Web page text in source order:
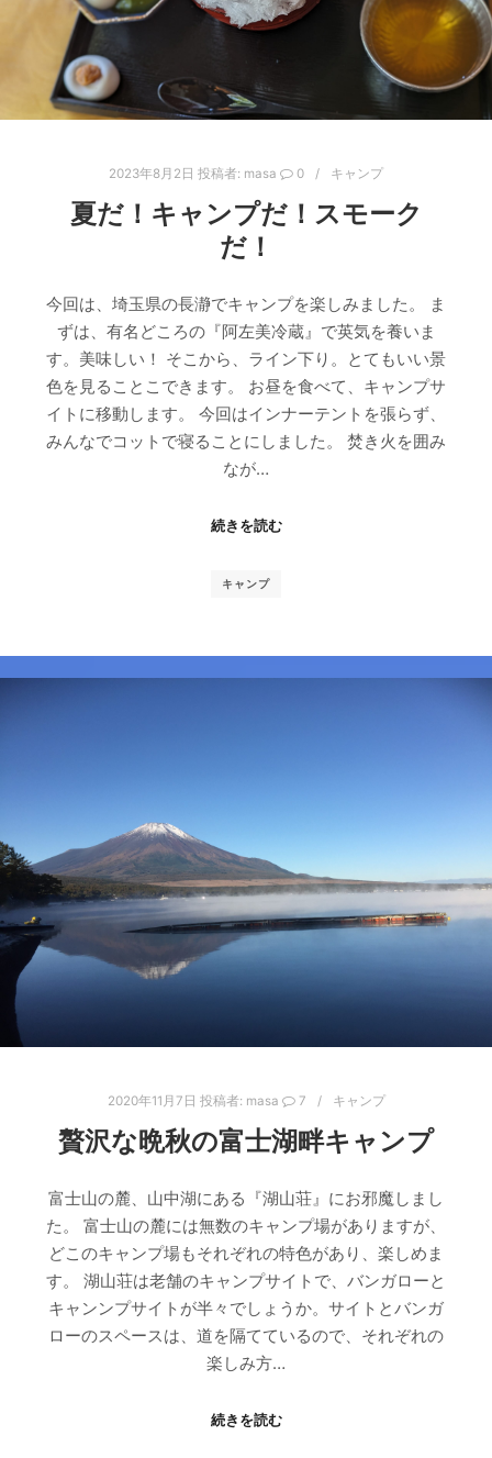
2023年8月2日 投稿者: masa 0 キャンプ
夏だ！キャンプだ！スモーク
だ！
今回は、埼玉県の長瀞でキャンプを楽しみました。 ま
ずは、有名どころの『阿左美冷蔵』で英気を養いま
す。美味しい！ そこから、ライン下り。とてもいい景
色を見ることこできます。 お昼を食べて、キャンプサ
イトに移動します。 今回はインナーテントを張らず、
みんなでコットで寝ることにしました。 焚き火を囲み
なが…
続きを読む
キャンプ
2020年11月7日 投稿者: masa 7 キャンプ
贅沢な晩秋の富士湖畔キャンプ
富士山の麓、山中湖にある『湖山荘』にお邪魔しまし
た。 富士山の麓には無数のキャンプ場がありますが、
どこのキャンプ場もそれぞれの特色があり、楽しめま
す。 湖山荘は老舗のキャンプサイトで、バンガローと
キャンンプサイトが半々でしょうか。サイトとバンガ
ローのスペースは、道を隔てているので、それぞれの
楽しみ方…
続きを読む